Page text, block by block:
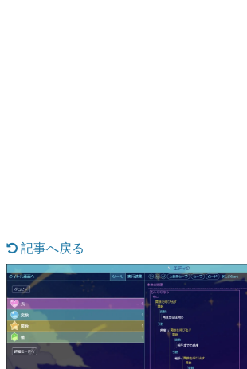
具体的な形から解き明かしていく、
です。
ゲームが変えた日本語
「経験値」「裏技」「ラスボス」…
の起源や用法の変遷を、コンピュー
イニーP氏が徹底調査。
記事へ戻る